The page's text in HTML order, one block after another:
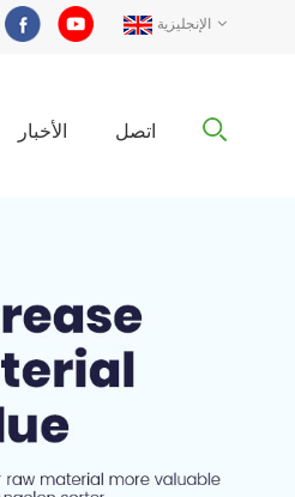
الإنجليزية
الأخبار اتصل